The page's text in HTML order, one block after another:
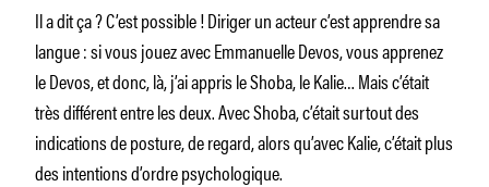
Il a dit ça ? C’est possible ! Diriger un acteur c’est apprendre sa
langue : si vous jouez avec Emmanuelle Devos, vous apprenez
le Devos, et donc, là, j’ai appris le Shoba, le Kalie… Mais c’était
très différent entre les deux. Avec Shoba, c’était surtout des
indications de posture, de regard, alors qu’avec Kalie, c’était plus
des intentions d’ordre psychologique.